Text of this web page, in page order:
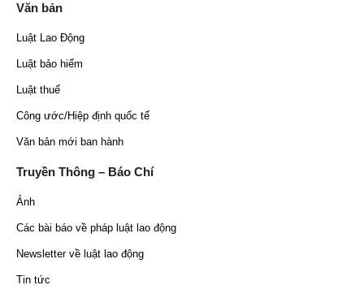
Văn bản
Luật Lao Động
Luật bảo hiểm
Luật thuế
Công ước/Hiệp định quốc tế
Văn bản mới ban hành
Truyền Thông – Báo Chí
Ảnh
Các bài báo về pháp luật lao động
Newsletter về luật lao động
Tin tức